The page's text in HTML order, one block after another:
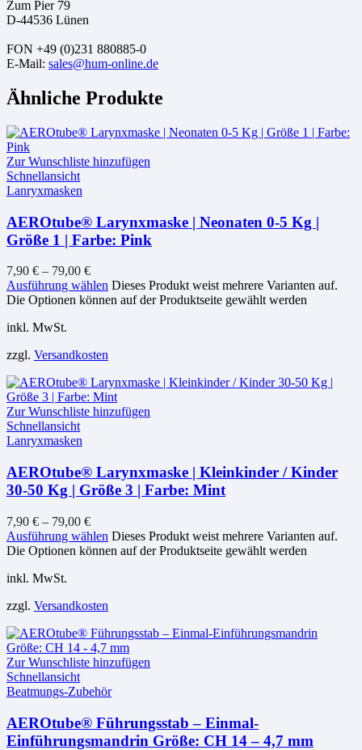
Zum Pier 79
D-44536 Lünen
FON +49 (0)231 880885-0
E-Mail: sales@hum-online.de
Ähnliche Produkte
Zur Wunschliste hinzufügen
Schnellansicht
Lanryxmasken
AEROtube® Larynxmaske | Neonaten 0-5 Kg |
Größe 1 | Farbe: Pink
7,90 € – 79,00 €
Ausführung wählen Dieses Produkt weist mehrere Varianten auf.
Die Optionen können auf der Produktseite gewählt werden
inkl. MwSt.
zzgl. Versandkosten
Zur Wunschliste hinzufügen
Schnellansicht
Lanryxmasken
AEROtube® Larynxmaske | Kleinkinder / Kinder
30-50 Kg | Größe 3 | Farbe: Mint
7,90 € – 79,00 €
Ausführung wählen Dieses Produkt weist mehrere Varianten auf.
Die Optionen können auf der Produktseite gewählt werden
inkl. MwSt.
zzgl. Versandkosten
Zur Wunschliste hinzufügen
Schnellansicht
Beatmungs-Zubehör
AEROtube® Führungsstab – Einmal-
Einführungsmandrin Größe: CH 14 – 4,7 mm